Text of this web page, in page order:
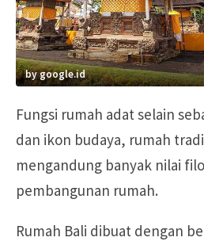
by google.id
Fungsi rumah adat selain
dan ikon budaya, rumah
mengandung banyak nilai
pembangunan rumah.
Rumah Bali dibuat dengan